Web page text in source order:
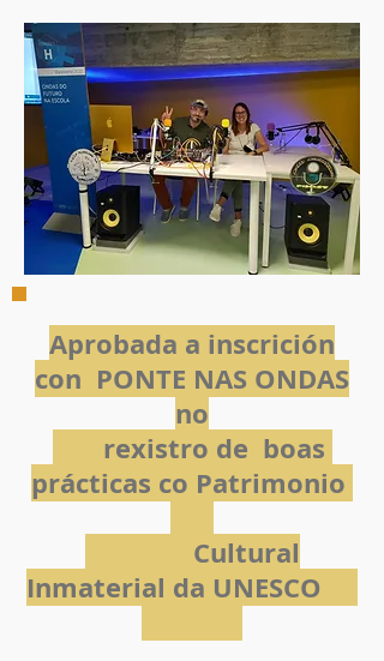
Aprobada a inscrición
con PONTE NAS ONDAS
no
rexistro de boas
prácticas co Patrimonio
Cultural
Inmaterial da UNESCO